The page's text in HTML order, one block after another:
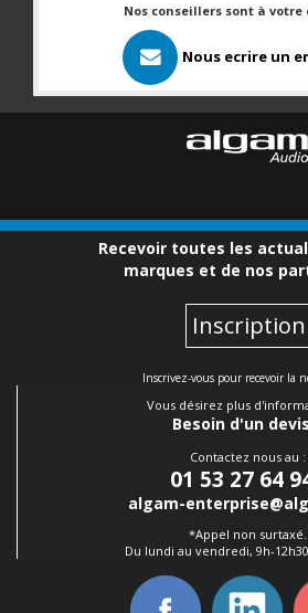
Nos conseillers sont à votre
Nous ecrire un
Recevoir toutes les
marques et de nos
Inscription
Inscrivez-vous pour recevoir la
Vous désirez plus
Besoin d'un
Contactez nous au :
01 53 27 64
algam-
*Appel non surtaxé.
Du lundi au vendredi, 9h-